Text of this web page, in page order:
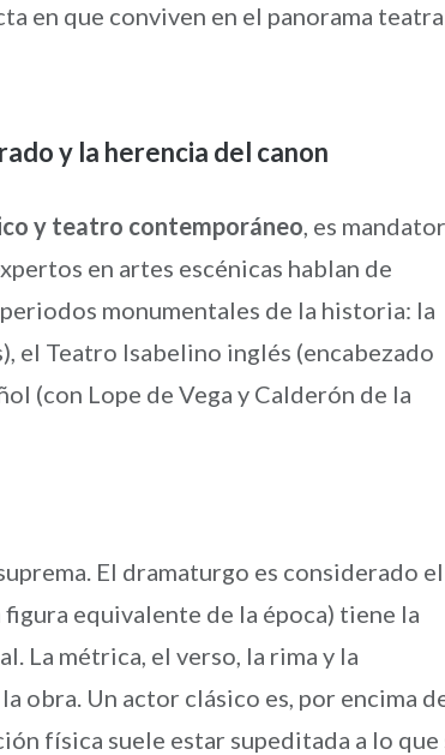
en que conviven en el panorama
y la herencia del canon
y teatro contemporáneo, es
en artes escénicas hablan de
monumentales de la historia: la
el Teatro Isabelino inglés (encabezado
(con Lope de Vega y Calderón de la
El dramaturgo es considerado el
equivalente de la época) tiene la
La métrica, el verso, la rima y la
obra. Un actor clásico es, por encima
física suele estar supeditada a lo que